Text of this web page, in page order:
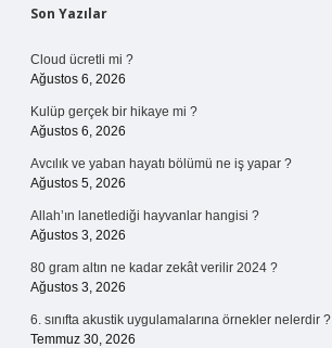
Sidebar
Son Yazılar
Cloud ücretli mi ?
Ağustos 6, 2026
Kulüp gerçek bir hikaye mi ?
Ağustos 6, 2026
Avcılık ve yaban hayatı bölümü ne iş yapar ?
Ağustos 5, 2026
Allah’ın lanetlediği hayvanlar hangisi ?
Ağustos 3, 2026
80 gram altın ne kadar zekât verilir 2024 ?
Ağustos 3, 2026
6. sınıfta akustik uygulamalarına örnekler nelerdir ?
Temmuz 30, 2026